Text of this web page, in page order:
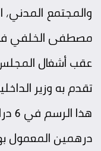
والمجتمع
مصطفى الخلفي
عقب أشغال
تقدم به وزير
درهمين المعمول